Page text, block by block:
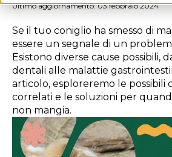
Ultimo aggiornamento: 03 febbraio 2024
Se il tuo coniglio ha smesso di
essere un segnale di un
Esistono diverse cause possibili,
dentali alle malattie
articolo, esploreremo le possibili
correlati e le soluzioni per
non mangia.